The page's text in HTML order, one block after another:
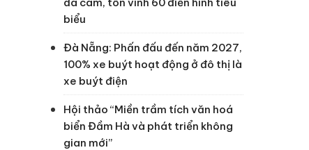
biểu
Đà Nẵng: Phấn đấu đến năm 2027,
100% xe buýt hoạt động ở đô thị là
xe buýt điện
Hội thảo “Miền trầm tích văn hoá
biển Đầm Hà và phát triển không
gian mới”